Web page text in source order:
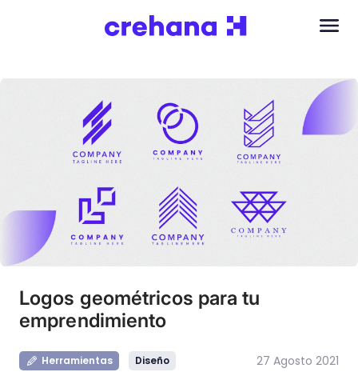
Logos geométricos para tu
emprendimiento
Herramientas Diseño 27 Agosto 2021